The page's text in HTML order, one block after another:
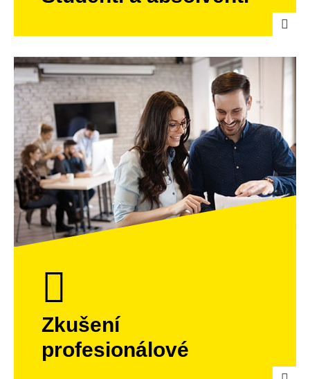
Zkušení
profesionálové